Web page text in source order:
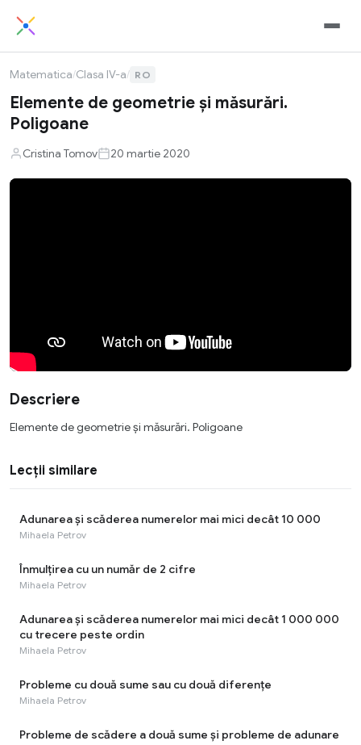
Matematica/Clasa IV-a/ RO
Elemente de geometrie și măsurări.
Poligoane
Cristina Tomov 20 martie 2020
Descriere
Elemente de geometrie și măsurări. Poligoane
Lecții similare
Adunarea și scăderea numerelor mai mici decât 10 000
Mihaela Petrov
Înmulțirea cu un număr de 2 cifre
Mihaela Petrov
Adunarea și scăderea numerelor mai mici decât 1 000 000
cu trecere peste ordin
Mihaela Petrov
Probleme cu două sume sau cu două diferențe
Mihaela Petrov
Probleme de scădere a două sume și probleme de adunare